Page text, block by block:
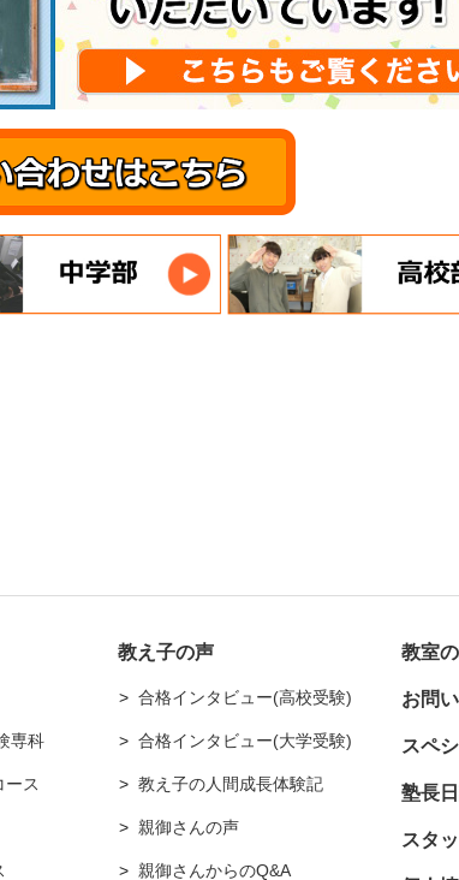
専科
ース
教え子の声
合格インタビュー(高校受験)
合格インタビュー(大学受験)
教え子の人間成長体験記
親御さんの声
親御さんからのQ&A
教室
お問
スペ
塾長
スタ